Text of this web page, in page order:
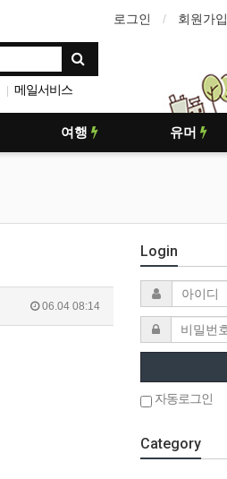
로그인 회원가입
| 메일서비스
여행 유머
06.04 08:14
Login
자동로그인
Category